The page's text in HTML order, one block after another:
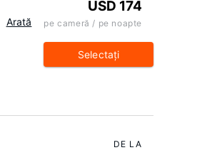
Arată
USD 174
pe cameră / pe noapte
Selectaţi
DE LA